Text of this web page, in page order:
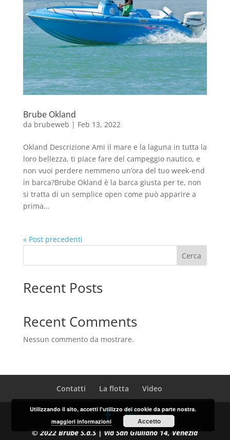
Brube Okland
da brubeweb | Feb 13, 2022
Okland Descrizione Ami il mare e la laguna in tutta la
loro bellezza, ti piace fare del campeggio nautico, e
non vuoi perdere nemmeno un’ora del tuo week-end
in barca?Brube Okland è la barca giusta per te, non
si tratta di un semplice open come può apparire a
prima...
« Post precedenti
Cerca
Recent Posts
Recent Comments
Nessun commento da mostrare.
Contatti La flotta Video
© 2022 Brube S.a.S | via San Giuliano 14, Venezia
Utilizzando il sito, accetti l'utilizzo dei cookie da parte nostra.
maggiori informazioni
Accetto